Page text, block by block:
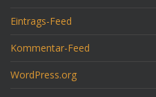
Eintrags-Feed
Kommentar-Feed
WordPress.org